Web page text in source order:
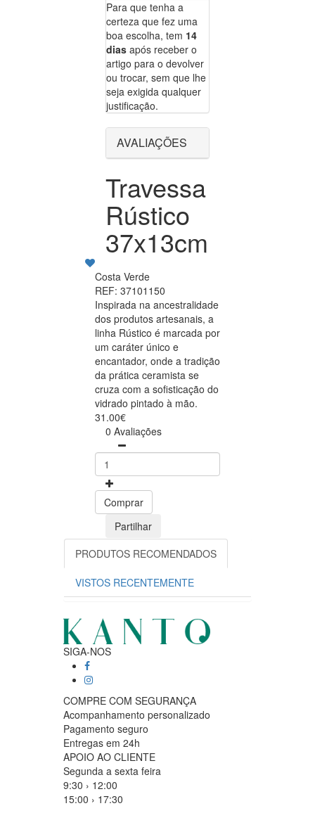
Para que tenha a
certeza que fez uma
boa escolha, tem 14
dias após receber o
artigo para o devolver
ou trocar, sem que lhe
seja exigida qualquer
justificação.
AVALIAÇÕES
Travessa
Rústico
37x13cm
Costa Verde
REF: 37101150
Inspirada na ancestralidade
dos produtos artesanais, a
linha Rústico é marcada por
um caráter único e
encantador, onde a tradição
da prática ceramista se
cruza com a sofisticação do
vidrado pintado à mão.
31.00€
0 Avaliações
Comprar
Partilhar
PRODUTOS RECOMENDADOS
VISTOS RECENTEMENTE
SIGA-NOS
COMPRE COM SEGURANÇA
Acompanhamento personalizado
Pagamento seguro
Entregas em 24h
APOIO AO CLIENTE
Segunda a sexta feira
9:30 › 12:00
15:00 › 17:30